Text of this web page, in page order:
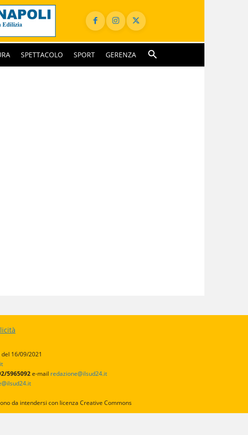
SPETTACOLO SPORT GERENZA
16/09/2021
5965092e-mail redazione@ilsud24.it
da intendersi con licenza Creative Commons